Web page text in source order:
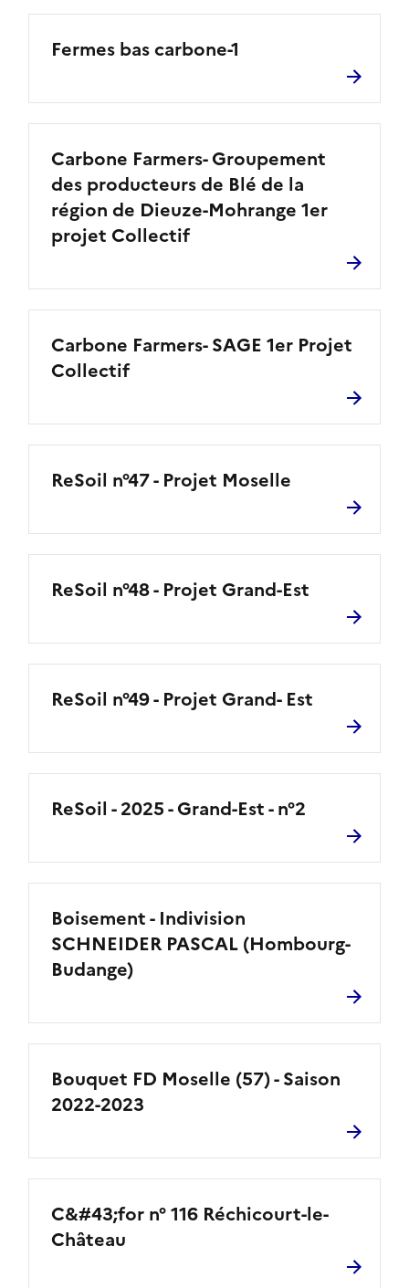
Fermes bas carbone-1
Carbone Farmers- Groupement
des producteurs de Blé de la
région de Dieuze-Mohrange 1er
projet Collectif
Carbone Farmers- SAGE 1er Projet
Collectif
ReSoil n°47 - Projet Moselle
ReSoil n°48 - Projet Grand-Est
ReSoil n°49 - Projet Grand- Est
ReSoil - 2025 - Grand-Est - n°2
Boisement - Indivision
SCHNEIDER PASCAL (Hombourg-
Budange)
Bouquet FD Moselle (57) - Saison
2022-2023
C&#43;for n° 116 Réchicourt-le-
Château